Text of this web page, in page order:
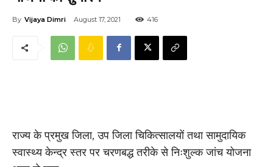
By Vijaya Dimri August 17, 2021 416
राज्य के प्रमुख जिला, उप जिला चिकित्सालयों तथा सामुदायिक
स्वास्थ्य केन्द्र स्तर पर चरणबद्ध तरीके से निःशुल्क जांच योजना